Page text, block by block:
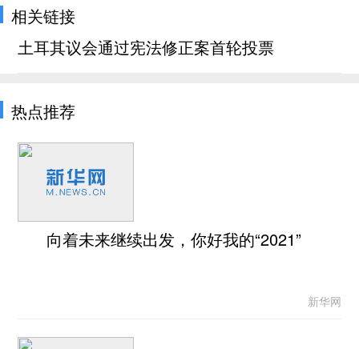
相关链接
土耳其议会通过宪法修正案首轮投票
热点推荐
向着未来继续出发，你好我的“2021”
新华网